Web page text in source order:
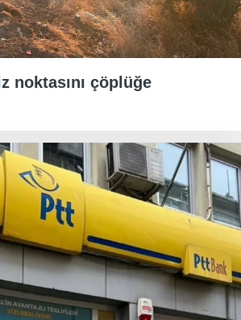
noktasını çöplüğe